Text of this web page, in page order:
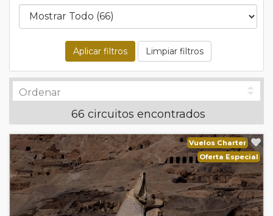
Aplicar filtros Limpiar filtros
66 circuitos encontrados
Vuelos Charter
Oferta Especial